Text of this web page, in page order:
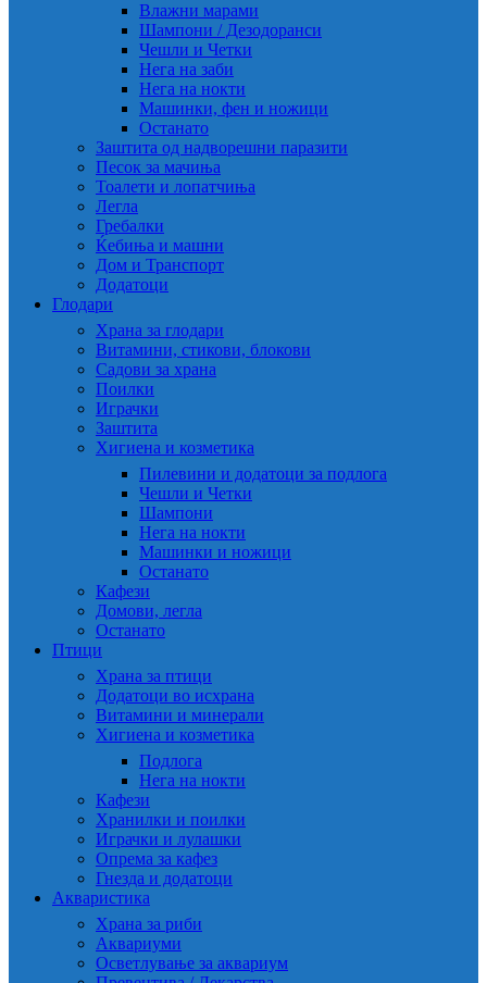
Влажни марами
Шампони / Дезодоранси
Чешли и Четки
Нега на заби
Нега на нокти
Машинки, фен и ножици
Останато
Заштита од надворешни паразити
Песок за мачиња
Тоалети и лопатчиња
Легла
Гребалки
Ќебиња и машни
Дом и Транспорт
Додатоци
Глодари
Храна за глодари
Витамини, стикови, блокови
Садови за храна
Поилки
Играчки
Заштита
Хигиена и козметика
Пилевини и додатоци за подлога
Чешли и Четки
Шампони
Нега на нокти
Машинки и ножици
Останато
Кафези
Домови, легла
Останато
Птици
Храна за птици
Додатоци во исхрана
Витамини и минерали
Хигиена и козметика
Подлога
Нега на нокти
Кафези
Хранилки и поилки
Играчки и лулашки
Опрема за кафез
Гнезда и додатоци
Акваристика
Храна за риби
Аквариуми
Осветлување за аквариум